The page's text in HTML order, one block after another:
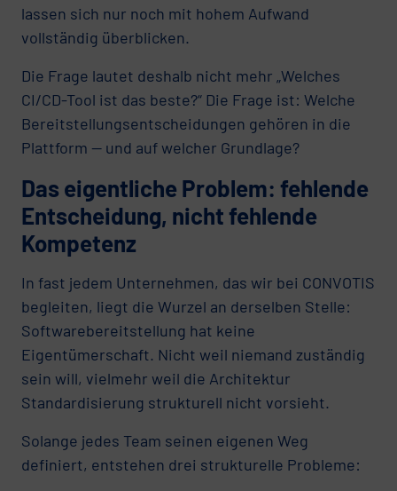
lassen sich nur noch mit hohem Aufwand
vollständig überblicken.
Die Frage lautet deshalb nicht mehr „Welches
CI/CD-Tool ist das beste?“ Die Frage ist: Welche
Bereitstellungsentscheidungen gehören in die
Plattform — und auf welcher Grundlage?
Das eigentliche Problem: fehlende
Entscheidung, nicht fehlende
Kompetenz
In fast jedem Unternehmen, das wir bei CONVOTIS
begleiten, liegt die Wurzel an derselben Stelle:
Softwarebereitstellung hat keine
Eigentümerschaft. Nicht weil niemand zuständig
sein will, vielmehr weil die Architektur
Standardisierung strukturell nicht vorsieht.
Solange jedes Team seinen eigenen Weg
definiert, entstehen drei strukturelle Probleme: